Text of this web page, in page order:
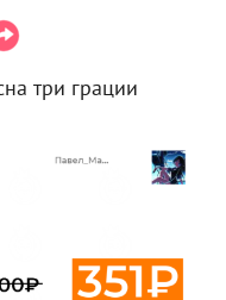
три грации